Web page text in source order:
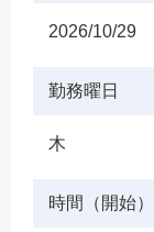
2026/10/29
勤務曜日
木
時間（開始）